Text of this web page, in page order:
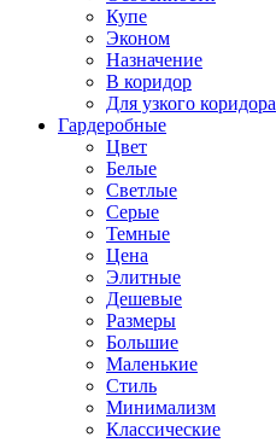
Купе
Эконом
Назначение
В коридор
Для узкого коридора
Гардеробные
Цвет
Белые
Светлые
Серые
Темные
Цена
Элитные
Дешевые
Размеры
Большие
Маленькие
Стиль
Минимализм
Классические